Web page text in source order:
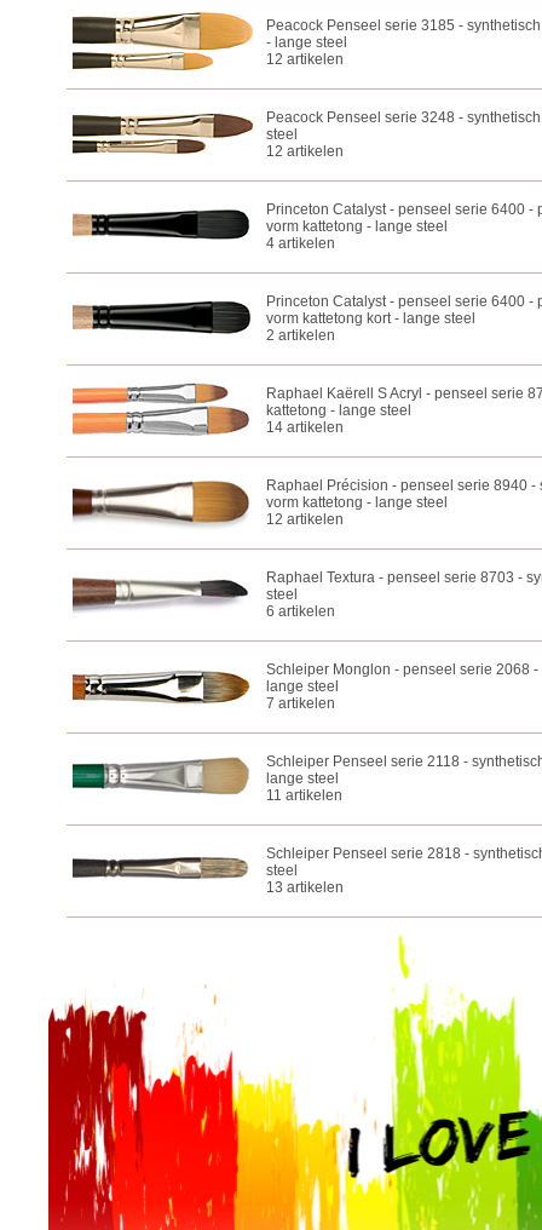
Peacock Penseel serie 3185 -
- lange steel
12 artikelen
Peacock Penseel serie 3248 -
steel
12 artikelen
Princeton Catalyst - penseel serie 6400 -
vorm kattetong - lange steel
4 artikelen
Princeton Catalyst - penseel serie 6400 -
vorm kattetong kort - lange steel
2 artikelen
Raphael Kaërell S Acryl - penseel serie
kattetong - lange steel
14 artikelen
Raphael Précision - penseel serie 8940
vorm kattetong - lange steel
12 artikelen
Raphael Textura - penseel serie 8703 -
steel
6 artikelen
Schleiper Monglon - penseel serie 2068
lange steel
7 artikelen
Schleiper Penseel serie 2118 -
lange steel
11 artikelen
Schleiper Penseel serie 2818 -
steel
13 artikelen